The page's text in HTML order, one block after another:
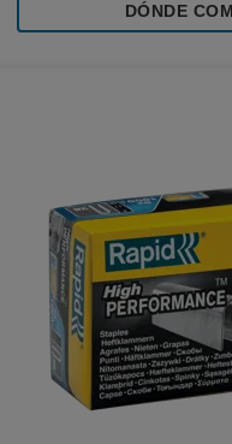
DÓNDE